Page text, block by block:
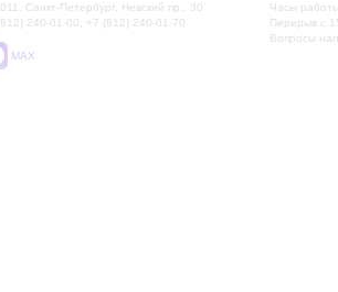
Санкт-Петербург, Невский пр., 30
240-01-00, +7 (812) 240-01-70
MAX
Часы
Перерыв с
Вопросы